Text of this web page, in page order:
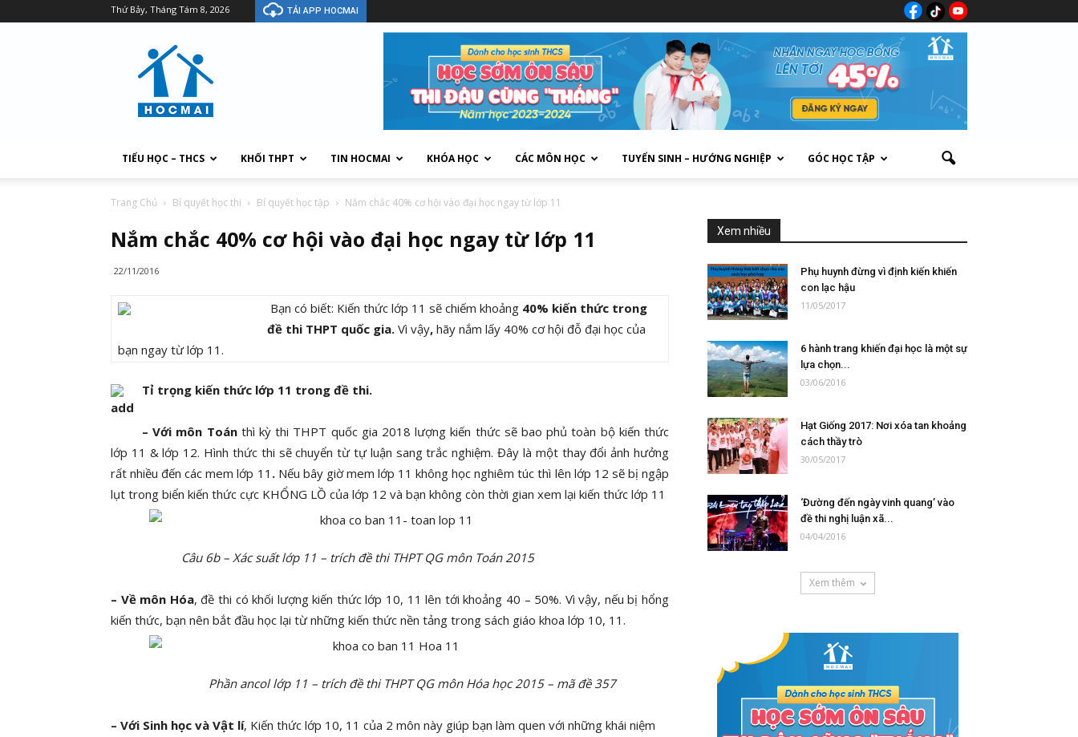
Thứ Bảy, Tháng Tám 8, 2026 TẢI APP HOCMAI
TIỂU HỌC – THCS KHỐI THPT TIN HOCMAI KHÓA HỌC CÁC MÔN HỌC TUYỂN SINH – HƯỚNG NGHIỆP GÓC HỌC TẬP
Trang Chủ Bí quyết học thi Bí quyết học tập Nắm chắc 40% cơ hội vào đại học ngay từ lớp 11
Nắm chắc 40% cơ hội vào đại học ngay từ lớp 11
22/11/2016
Bạn có biết: Kiến thức lớp 11 sẽ chiếm khoảng 40% kiến thức trong
đề thi THPT quốc gia. Vì vậy, hãy nắm lấy 40% cơ hội đỗ đại học của
bạn ngay từ lớp 11.
Tỉ trọng kiến thức lớp 11 trong đề thi.
– Với môn Toán thì kỳ thi THPT quốc gia 2018 lượng kiến thức sẽ bao phủ toàn bộ kiến thức
lớp 11 & lớp 12. Hình thức thi sẽ chuyển từ tự luận sang trắc nghiệm. Đây là một thay đổi ảnh hưởng
rất nhiều đến các mem lớp 11 . Nếu bây giờ mem lớp 11 không học nghiêm túc thì lên lớp 12 sẽ bị ngập
lụt trong biển kiến thức cực KHỔNG LỒ của lớp 12 và bạn không còn thời gian xem lại kiến thức lớp 11
Câu 6b – Xác suất lớp 11 – trích đề thi THPT QG môn Toán 2015
– Về môn Hóa, đề thi có khối lượng kiến thức lớp 10, 11 lên tới khoảng 40 – 50%. Vì vậy, nếu bị hổng
kiến thức, bạn nên bắt đầu học lại từ những kiến thức nền tảng trong sách giáo khoa lớp 10, 11.
Phần ancol lớp 11 – trích đề thi THPT QG môn Hóa học 2015 – mã đề 357
– Với Sinh học và Vật lí, Kiến thức lớp 10, 11 của 2 môn này giúp bạn làm quen với những khái niệm
Xem nhiều
Phụ huynh đừng vì định kiến khiến
con lạc hậu
11/05/2017
6 hành trang khiến đại học là một sự
lựa chọn...
03/06/2016
Hạt Giống 2017: Nơi xóa tan khoảng
cách thầy trò
30/05/2017
‘Đường đến ngày vinh quang’ vào
đề thi nghị luận xã...
04/04/2016
Xem thêm